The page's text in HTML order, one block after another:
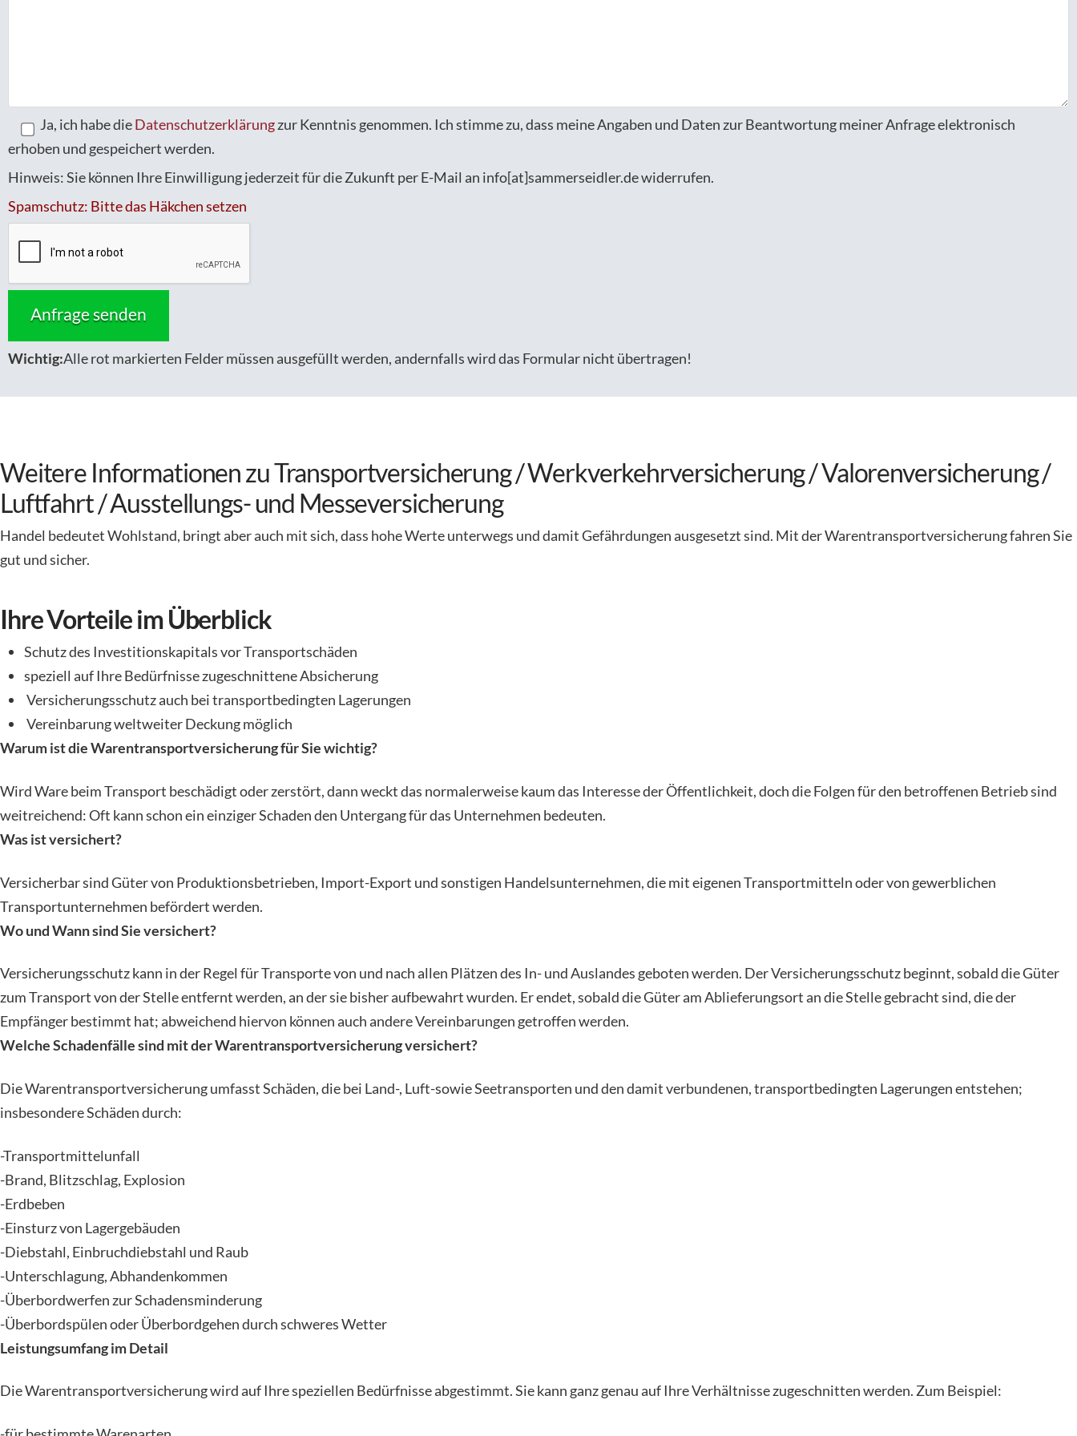
Ja, ich habe dieDatenschutzerklärungzur Kenntnis genommen. Ich stimme zu, dass meine Angaben und Daten zur Beantwortung meiner Anfrage elektronisch
erhoben und gespeichert werden.
Hinweis: Sie können Ihre Einwilligung jederzeit für die Zukunft per E-Mail an info[at]sammerseidler.de widerrufen.
Spamschutz: Bitte das Häkchen setzen
Wichtig:Alle rot markierten Felder müssen ausgefüllt werden, andernfalls wird das Formular nicht übertragen!
Weitere Informationen zu Transportversicherung / Werkverkehrversicherung / Valorenversicherung /
Luftfahrt / Ausstellungs- und Messeversicherung
Handel bedeutet Wohlstand, bringt aber auch mit sich, dass hohe Werte unterwegs und damit Gefährdungen ausgesetzt sind. Mit der Warentransportversicherung fahren Sie
gut und sicher.
Ihre Vorteile im Überblick
Schutz des Investitionskapitals vor Transportschäden
speziell auf Ihre Bedürfnisse zugeschnittene Absicherung
Versicherungsschutz auch bei transportbedingten Lagerungen
Vereinbarung weltweiter Deckung möglich
Warum ist die Warentransportversicherung für Sie wichtig?
Wird Ware beim Transport beschädigt oder zerstört, dann weckt das normalerweise kaum das Interesse der Öffentlichkeit, doch die Folgen für den betroffenen Betrieb sind
weitreichend: Oft kann schon ein einziger Schaden den Untergang für das Unternehmen bedeuten.
Was ist versichert?
Versicherbar sind Güter von Produktionsbetrieben, Import-Export und sonstigen Handelsunternehmen, die mit eigenen Transportmitteln oder von gewerblichen
Transportunternehmen befördert werden.
Wo und Wann sind Sie versichert?
Versicherungsschutz kann in der Regel für Transporte von und nach allen Plätzen des In- und Auslandes geboten werden. Der Versicherungsschutz beginnt, sobald die Güter
zum Transport von der Stelle entfernt werden, an der sie bisher aufbewahrt wurden. Er endet, sobald die Güter am Ablieferungsort an die Stelle gebracht sind, die der
Empfänger bestimmt hat; abweichend hiervon können auch andere Vereinbarungen getroffen werden.
Welche Schadenfälle sind mit der Warentransportversicherung versichert?
Die Warentransportversicherung umfasst Schäden, die bei Land-, Luft-sowie Seetransporten und den damit verbundenen, transportbedingten Lagerungen entstehen;
insbesondere Schäden durch:
-Transportmittelunfall
-Brand, Blitzschlag, Explosion
-Erdbeben
-Einsturz von Lagergebäuden
-Diebstahl, Einbruchdiebstahl und Raub
-Unterschlagung, Abhandenkommen
-Überbordwerfen zur Schadensminderung
-Überbordspülen oder Überbordgehen durch schweres Wetter
Leistungsumfang im Detail
Die Warentransportversicherung wird auf Ihre speziellen Bedürfnisse abgestimmt. Sie kann ganz genau auf Ihre Verhältnisse zugeschnitten werden. Zum Beispiel: